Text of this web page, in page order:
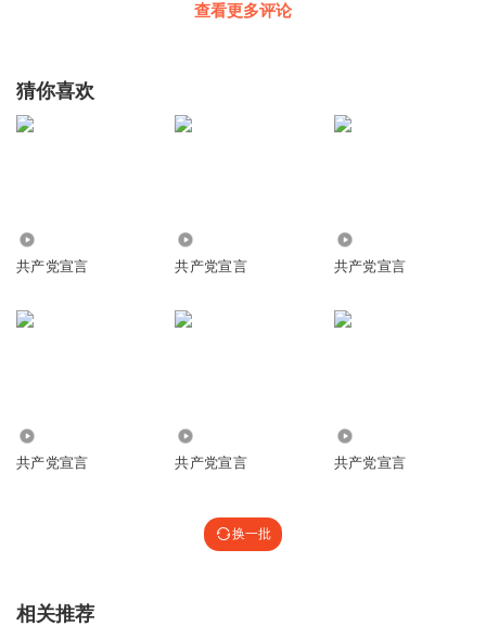
集体的意义？
吗？有没有什么现实例子能说明你的看法？
回复
查看更多评论
猜你喜欢
共产党宣言 共产党宣言 共产党宣言
共产党宣言 共产党宣言 共产党宣言
换一批
相关推荐